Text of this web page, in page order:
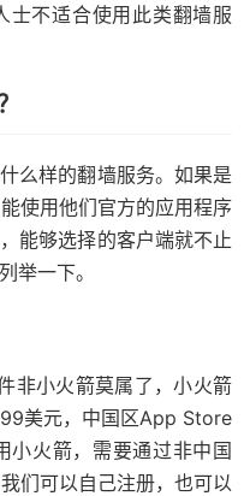
士不适合使用此类翻墙服
么样的翻墙服务。如果是
使用他们官方的应用程序
能够选择的客户端就不止
举一下。
非小火箭莫属了，小火箭
美元，中国区App Store
小火箭，需要通过非中国
们可以自己注册，也可以